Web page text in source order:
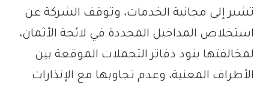
تشير إلى مجانية الخدمات، وتوقف الشركة عن
استخلاص المداخيل المحددة في لائحة الأثمان،
لمخالفتها بنود دفاتر التحملات الموقعة بين
الأطراف المعنية، وعدم تجاوبها مع الإنذارات